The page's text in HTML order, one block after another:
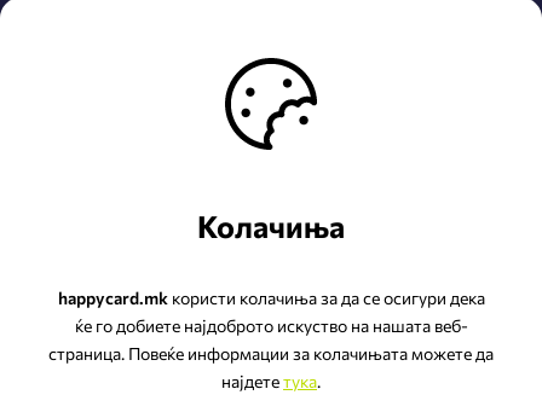
Колачиња
happycard.mkкористи колачиња за да се осигури дека
ќе го добиете најдоброто искуство на нашата веб-
страница. Повеќе информации за колачињата можете да
најдететука.
Правила и услови
Политика за
НЕП ЛОЈАЛИТИ ДООЕЛ Скопје
ул.Беласица бр.2 ТЦ Еаст Гате Малл-К2 лок.К2.1,